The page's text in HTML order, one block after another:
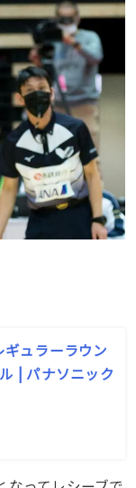
ギュラーラウン
| パナソニック